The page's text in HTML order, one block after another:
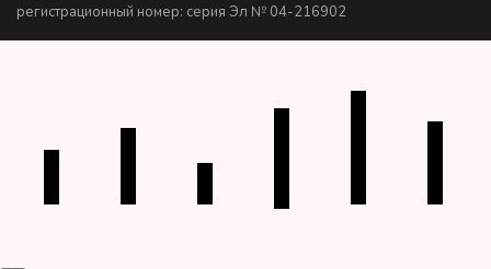
регистрационный номер: серия Эл № 04-216902